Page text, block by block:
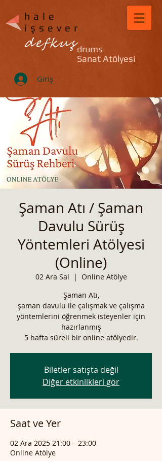
drums
Sanat Atölyesi
hale
işsever
defkuş
Giriş
Şaman Atı / Şaman
Davulu Sürüş
Yöntemleri Atölyesi
(Online)
02 Ara Sal
  |
Online Atölye
Şaman Atı,
şaman davulu ile çalışmak ve çalışma
yöntemlerini öğrenmek isteyenler için
hazırlanmış
5 hafta süreli bir online atölyedir.
Biletler satışta değil
Diğer etkinlikleri gör
Saat ve Yer
02 Ara 2025 21:00 – 23:00
Online Atölye